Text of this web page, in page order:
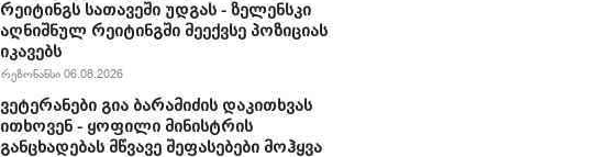
რეიტინგს სათავეში უდგას - ზელენსკი
აღნიშნულ რეიტინგში მეექვსე პოზიციას
იკავებს
რეზონანსი 06.08.2026
ვეტერანები გია ბარამიძის დაკითხვას
ითხოვენ - ყოფილი მინისტრის
განცხადებას მწვავე შეფასებები მოჰყვა